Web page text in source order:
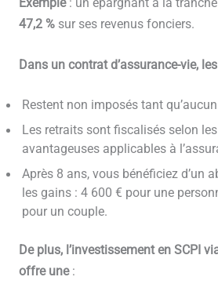
Exemple: un épargnant à la
47,2 %sur ses revenus fonciers.
Dans un contrat d’assurance-vie,
Restent non imposés tant
Les retraits sont fiscalisés selon
avantageuses applicables à
Après 8 ans, vous bénéficiez d’un
les gains : 4 600 € pour une
pour un couple.
De plus, l’investissement en SCPI
offre une :